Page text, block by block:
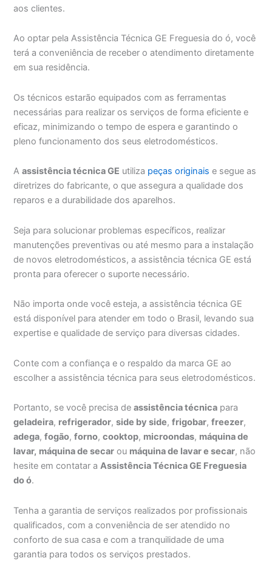
aos clientes.
Ao optar pela Assistência Técnica GE Freguesia do ó, você
terá a conveniência de receber o atendimento diretamente
em sua residência.
Os técnicos estarão equipados com as ferramentas
necessárias para realizar os serviços de forma eficiente e
eficaz, minimizando o tempo de espera e garantindo o
pleno funcionamento dos seus eletrodomésticos.
Aassistência técnica GE utiliza peças originais e segue as
diretrizes do fabricante, o que assegura a qualidade dos
reparos e a durabilidade dos aparelhos.
Seja para solucionar problemas específicos, realizar
manutenções preventivas ou até mesmo para a instalação
de novos eletrodomésticos, a assistência técnica GE está
pronta para oferecer o suporte necessário.
Não importa onde você esteja, a assistência técnica GE
está disponível para atender em todo o Brasil, levando sua
expertise e qualidade de serviço para diversas cidades.
Conte com a confiança e o respaldo da marca GE ao
escolher a assistência técnica para seus eletrodomésticos.
Portanto, se você precisa deassistência técnica para
geladeira, refrigerador,side by side,frigobar,freezer,
adega,fogão,forno,cooktop, microondas, máquina de
lavar, máquina de secar ou máquina de lavar e secar, não
hesite em contatar aAssistência Técnica GE Freguesia
do ó.
Tenha a garantia de serviços realizados por profissionais
qualificados, com a conveniência de ser atendido no
conforto de sua casa e com a tranquilidade de uma
garantia para todos os serviços prestados.